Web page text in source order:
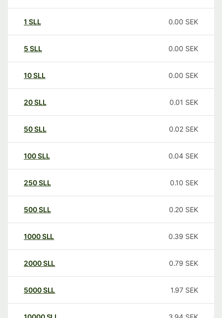
1 SLL 0.00 SEK
5 SLL 0.00 SEK
10SLL 0.00 SEK
20SLL 0.01 SEK
50SLL 0.02 SEK
100SLL 0.04 SEK
250SLL 0.10 SEK
500SLL 0.20 SEK
1000SLL 0.39 SEK
2000SLL 0.79 SEK
5000SLL 1.97 SEK